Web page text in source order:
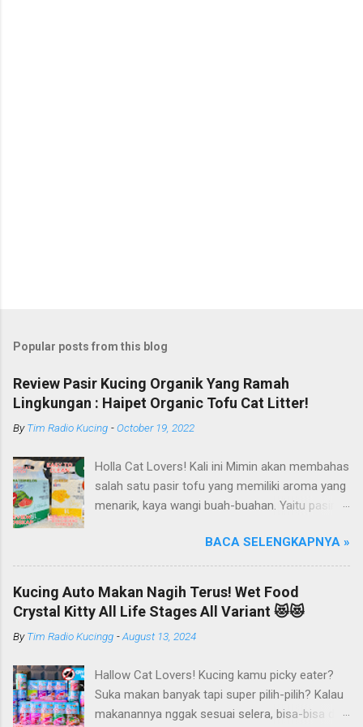
Popular posts from this blog
Review Pasir Kucing Organik Yang Ramah
Lingkungan : Haipet Organic Tofu Cat Litter!
ByTim Radio Kucing -October 19, 2022
Holla Cat Lovers! Kali ini Mimin akan membahas
salah satu pasir tofu yang memiliki aroma yang
menarik, kaya wangi buah-buahan. Yaitu pasir
Haipet merupakan salah satu merk produk
kucing yang diproduksi oleh PT. Arthacat Tirta
Surya, Indonesia. Perusahaan ini bergerak di
bidang produk perlengkapan kucing, seperti Cat
Tree Furniture, Cat Accessories, Cat Food, Cat
Litter, Cat Sandbox/Cat Litter, dan lain-lain.
dahulu dari PT. Arthacat Tirta Surya ini, ada
Arthacat Cat Litter, Sandbox/Cat Litter, Cat
Tree, Snack, Pet Bowl, Stratcher, dan masih
BACA SELENGKAPNYA »
Kucing Auto Makan Nagih Terus! Wet Food
Crystal Kitty All Life Stages All Variant 😻😻
ByTim Radio Kucingg -August 13, 2024
Hallow Cat Lovers! Kucing kamu picky eater?
Suka makan banyak tapi super pilih-pilih? Kalau
makanannya nggak sesuai selera, bisa-bisa dia